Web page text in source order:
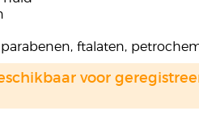
ftalaten,
voor